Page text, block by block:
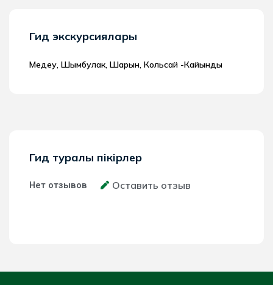
Гид экскурсиялары
Медеу, Шымбулак, Шарын, Кольсай -Кайынды
Гид туралы пікірлер
Нет отзывов Оставить отзыв